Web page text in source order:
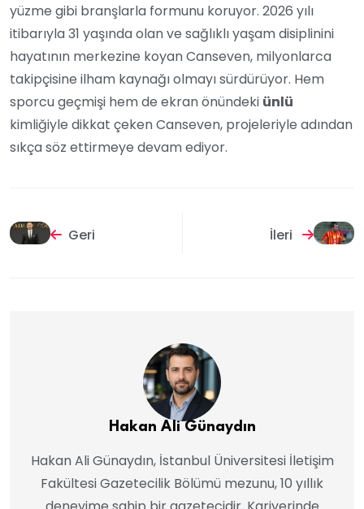
yüzme gibi branşlarla formunu koruyor. 2026 yılı
itibarıyla 31 yaşında olan ve sağlıklı yaşam disiplinini
hayatının merkezine koyan Canseven, milyonlarca
takipçisine ilham kaynağı olmayı sürdürüyor. Hem
sporcu geçmişi hem de ekran önündeki ünlü
kimliğiyle dikkat çeken Canseven, projeleriyle adından
sıkça söz ettirmeye devam ediyor.
Geri İleri
Hakan Ali Günaydın
Hakan Ali Günaydın, İstanbul Üniversitesi İletişim
Fakültesi Gazetecilik Bölümü mezunu, 10 yıllık